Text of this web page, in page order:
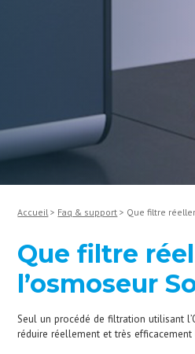
Accueil Faq & support Que filtre
Que filtre
l’osmoseur
Seul un procédé de filtration utilisant
réduire réellement et très